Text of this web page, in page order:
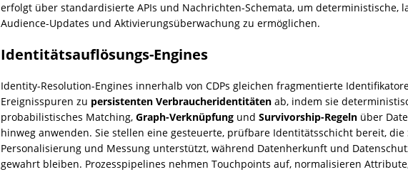
erfolgt über standardisierte APIs und Nachrichten-Schemata, um deterministische,
Audience-Updates und Aktivierungsüberwachung zu ermöglichen.
Identitätsauflösungs-Engines
Identity-Resolution-Engines innerhalb von CDPs gleichen fragmentierte
Ereignisspuren zu persistenten Verbraucheridentitätenab, indem sie
probabilistisches Matching, Graph-Verknüpfungund Survivorship-Regelnüber
hinweg anwenden. Sie stellen eine gesteuerte, prüfbare Identitätsschicht bereit, die
Personalisierung und Messung unterstützt, während Datenherkunft und
gewahrt bleiben. Prozesspipelines nehmen Touchpoints auf, normalisieren